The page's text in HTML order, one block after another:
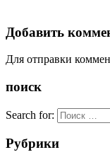
Добавить
Для отправки
поиск
Search for:
Рубрики